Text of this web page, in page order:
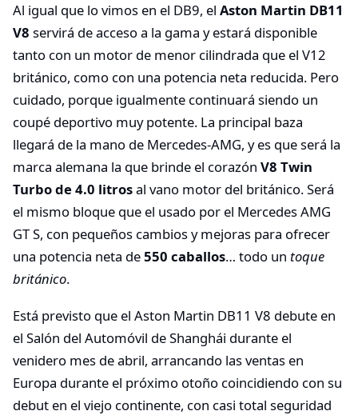
Al igual que lo vimos en el DB9, el Aston Martin DB11
V8 servirá de acceso a la gama y estará disponible
tanto con un motor de menor cilindrada que el V12
británico, como con una potencia neta reducida. Pero
cuidado, porque igualmente continuará siendo un
coupé deportivo muy potente. La principal baza
llegará de la mano de Mercedes-AMG, y es que será la
marca alemana la que brinde el corazón V8 Twin
Turbo de 4.0 litrosal vano motor del británico. Será
el mismo bloque que el usado por el Mercedes AMG
GT S, con pequeños cambios y mejoras para ofrecer
una potencia neta de550 caballos… todo un toque
británico.
Está previsto que el Aston Martin DB11 V8 debute en
el Salón del Automóvil de Shanghái durante el
venidero mes de abril, arrancando las ventas en
Europa durante el próximo otoño coincidiendo con su
debut en el viejo continente, con casi total seguridad